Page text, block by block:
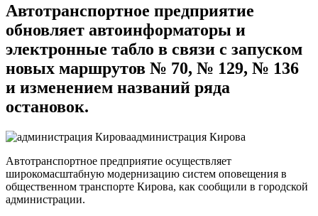
Автотранспортное предприятие
обновляет автоинформаторы и
электронные табло в связи с запуском
новых маршрутов № 70, № 129, № 136
и изменением названий ряда
остановок.
администрация Кирова
Автотранспортное предприятие осуществляет
широкомасштабную модернизацию систем оповещения в
общественном транспорте Кирова, как сообщили в городской
администрации.